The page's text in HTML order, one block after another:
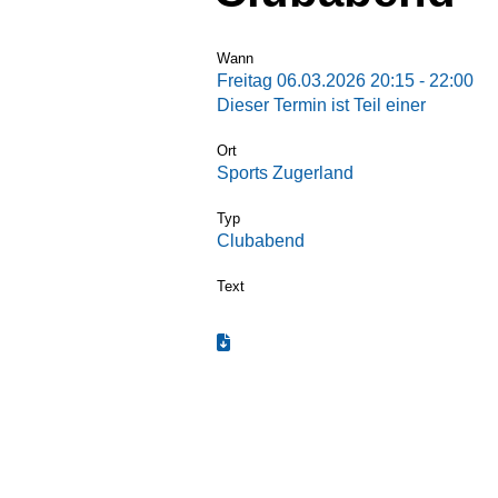
Wann
Freitag 06.03.2026 20:15 - 22:00
Dieser Termin ist Teil einer
Ort
Sports Zugerland
Typ
Clubabend
Text